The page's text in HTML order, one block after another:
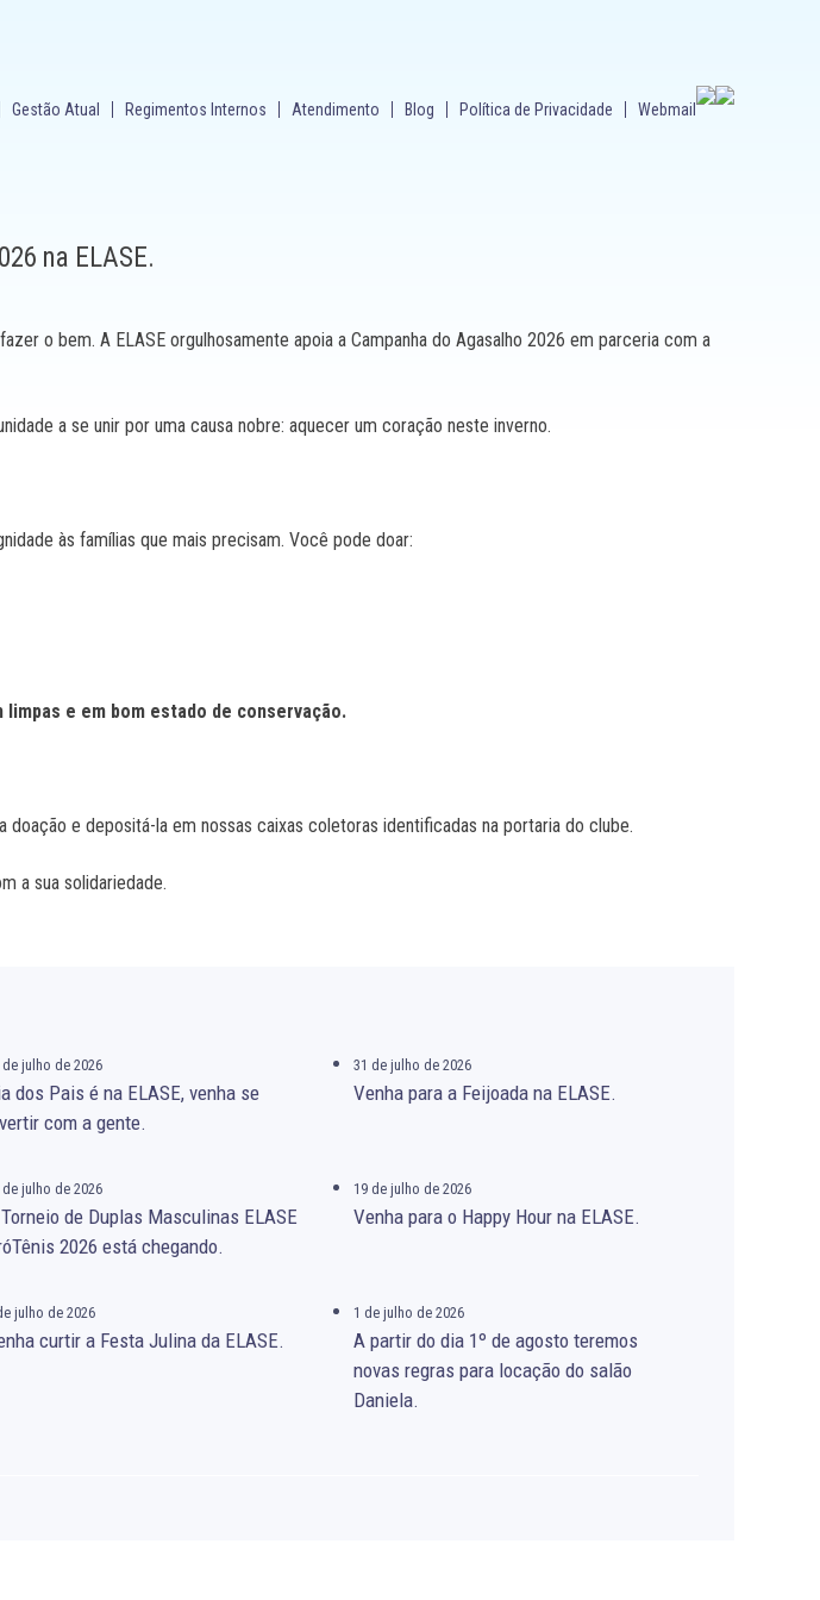
Gestão Atual Regimentos Internos Atendimento Blog Política de Privacidade Webmail
na ELASE.
o bem. A ELASE orgulhosamente apoia a Campanha do Agasalho 2026 em parceria com a
a se unir por uma causa nobre: aquecer um coração neste inverno.
às famílias que mais precisam. Você pode doar:
e em bom estado de conservação.
e depositá-la em nossas caixas coletoras identificadas na portaria do clube.
a sua solidariedade.
de julho de 2026
dos Pais é na ELASE, venha se
com a gente.
31 de julho de 2026
Venha para a Feijoada na ELASE.
de julho de 2026
de Duplas Masculinas ELASE
2026 está chegando.
19 de julho de 2026
Venha para o Happy Hour na ELASE.
julho de 2026
curtir a Festa Julina da ELASE.
1 de julho de 2026
A partir do dia 1º de agosto teremos
novas regras para locação do salão
Daniela.